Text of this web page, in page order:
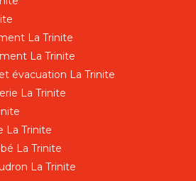
La Trinite
La Trinite
évacuation La Trinite
La Trinite
La Trinite
La Trinite
La Trinite